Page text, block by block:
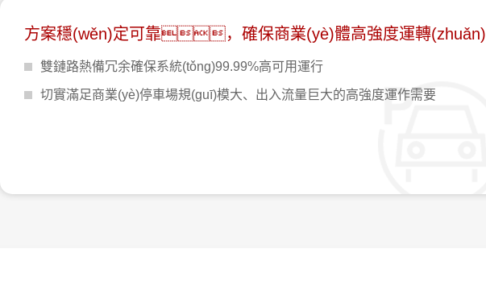
方案穩(wěn)定可靠，確保商業(yè)體高強度運轉(zhuǎn)
雙鏈路熱備冗余確保系統(tǒng)99.99%高可用運行
切實滿足商業(yè)停車場規(guī)模大、出入流量巨大的高強度運作需要